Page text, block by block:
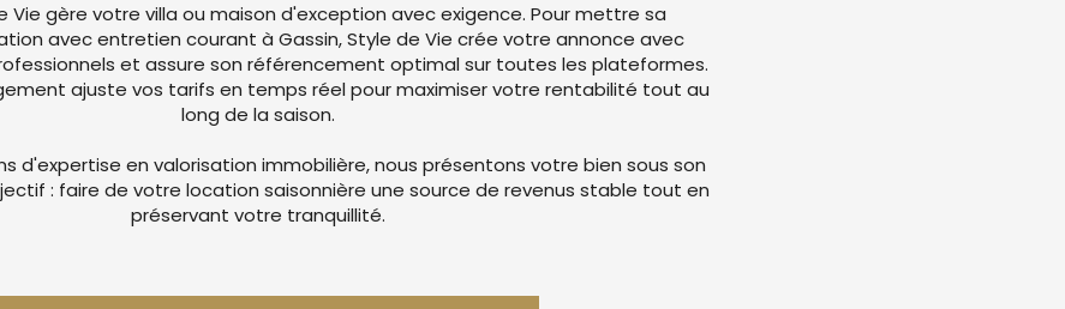
Vie gère votre villa ou maison d'exception avec exigence. Pour mettre sa
avec entretien courant à Gassin, Style de Vie crée votre annonce avec
et assure son référencement optimal sur toutes les plateformes.
ajuste vos tarifs en temps réel pour maximiser votre rentabilité tout au
long de la saison.
d'expertise en valorisation immobilière, nous présentons votre bien sous son
: faire de votre location saisonnière une source de revenus stable tout en
préservant votre tranquillité.